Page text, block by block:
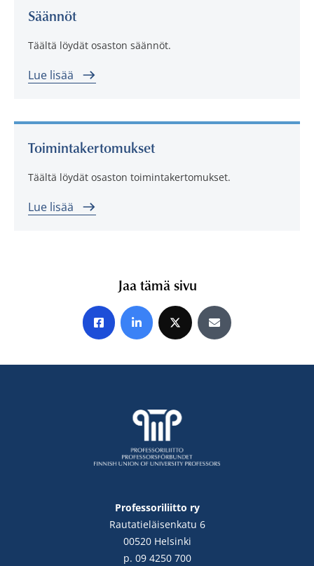
Säännöt
Täältä löydät osaston säännöt.
Lue lisää
Toimintakertomukset
Täältä löydät osaston toimintakertomukset.
Lue lisää
Jaa tämä sivu
Jaa Facebookissa
Jaa LinkedInissä
Jaa X:ssäJaa sähköpostitse
Professoriliitto ry
Rautatieläisenkatu 6
00520 Helsinki
p. 09 4250 700